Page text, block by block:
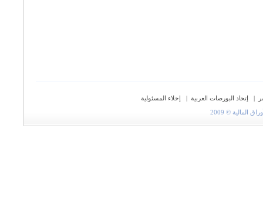
| إتحاد البورصات العربية |
إخلاء المسئولية
© 2009